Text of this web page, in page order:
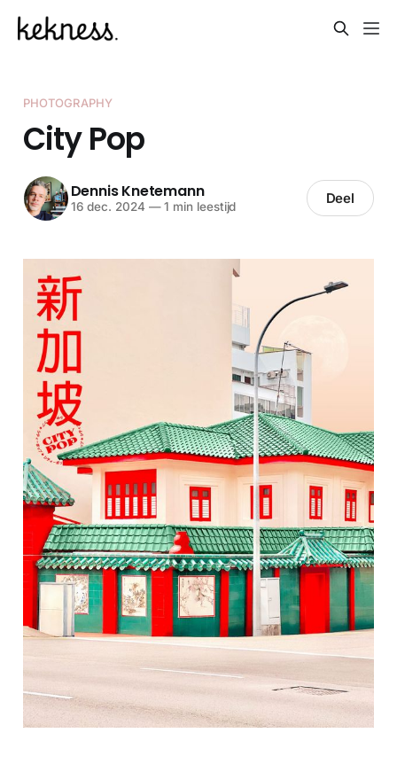
PHOTOGRAPHY
City Pop
Dennis Knetemann
16 dec. 2024 —1 min leestijd Deel